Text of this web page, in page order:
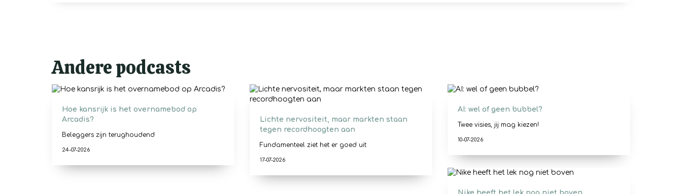
Andere podcasts
Hoe kansrijk is het overnamebod op
Arcadis?
Beleggers zijn terughoudend
24-07-2026
Lichte nervositeit, maar markten staan
tegen recordhoogten aan
Fundamenteel ziet het er goed uit
17-07-2026
AI: wel of geen bubbel?
Twee visies, jij mag kiezen!
10-07-2026